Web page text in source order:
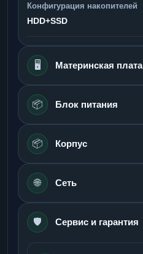
Конфигурация накопителей
HDD+SSD
🖥️ Материнская плата
📦 Блок питания
📦 Корпус
🌐 Сеть
🛡️ Сервис и гарантия